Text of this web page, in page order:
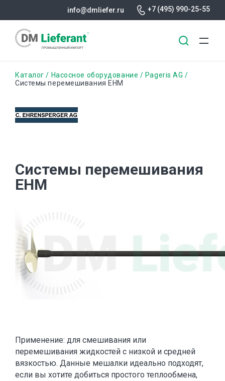
содержанию
info@dmliefer.ru +7 (495) 990-25-55
Строка
Каталог Насосное оборудование
Pageris AG
Системы перемешивания EHM
Системы перемешивания
EHM
Применение: для смешивания или
перемешивания жидкостей с низкой и средней
вязкостью. Данные мешалки идеально подходят,
если вы хотите добиться простого теплообмена,